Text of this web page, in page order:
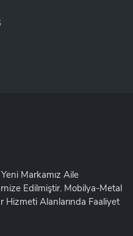
Markamız Aile
Edilmiştir. Mobilya-Metal
Hizmeti Alanlarında Faaliyet